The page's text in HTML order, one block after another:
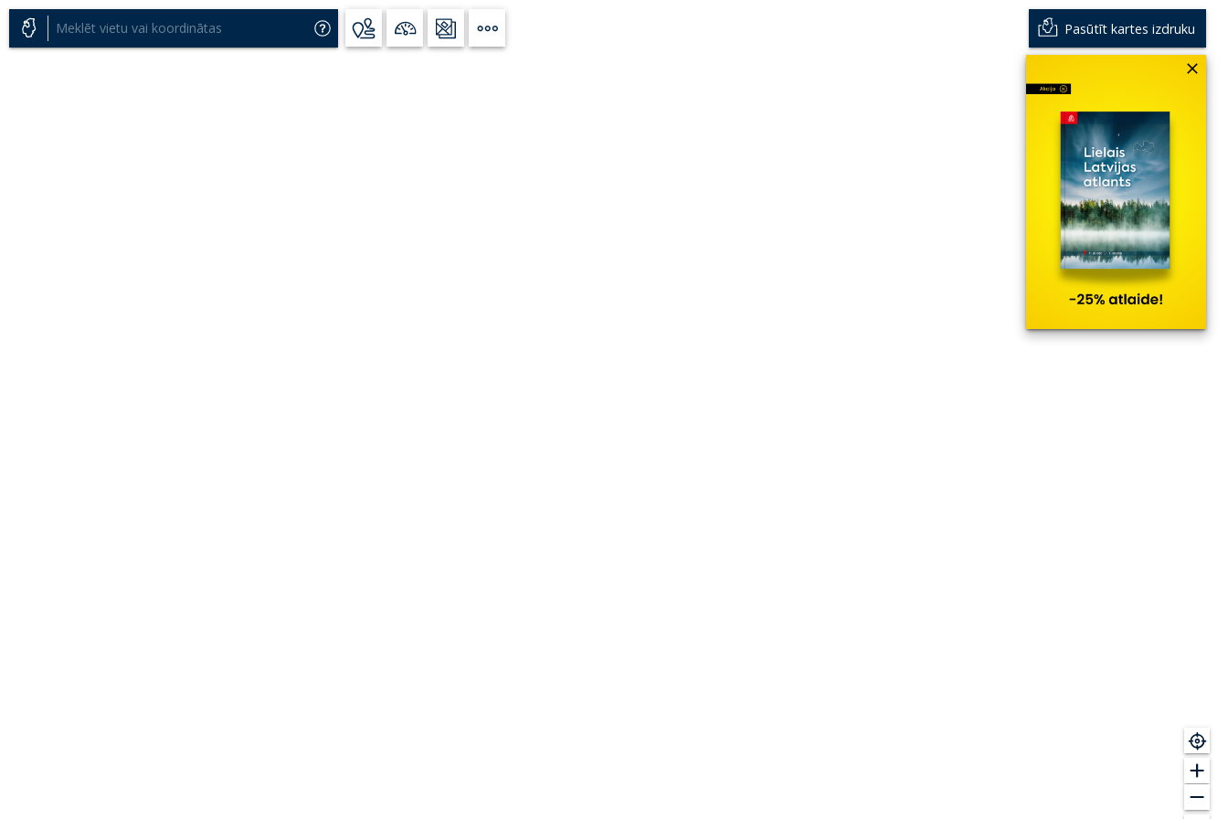
Pasūtīt kartes izdruku